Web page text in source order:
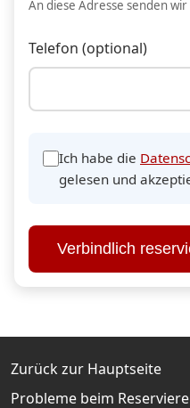
An diese Adresse senden
Telefon (optional)
Ich habe die
gelesen und
Verbindlich
Zurück zur Hauptseite
Probleme beim